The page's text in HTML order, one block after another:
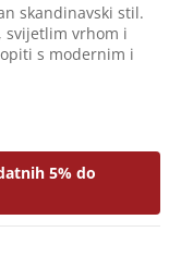
skandinavski stil.
svijetlim vrhom i
s modernim i
5% do